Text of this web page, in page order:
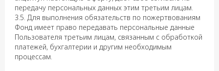
передачу персональных данных этим третьим лицам.
3.5. Для выполнения обязательств по пожертвованиям
Фонд имеет право передавать персональные данные
Пользователя третьим лицам, связанным с обработкой
платежей, бухгалтерии и другим необходимым
процессам.